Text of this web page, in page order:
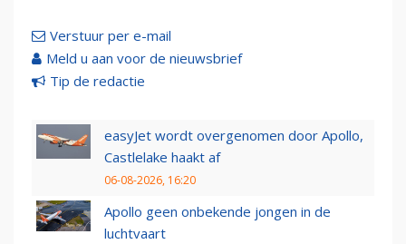
Verstuur per e-mail
Meld u aan voor de nieuwsbrief
Tip de redactie
easyJet wordt overgenomen door Apollo,
Castlelake haakt af
06-08-2026, 16:20
Apollo geen onbekende jongen in de
luchtvaart